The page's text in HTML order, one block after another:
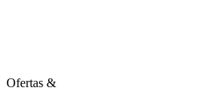
Ofertas &